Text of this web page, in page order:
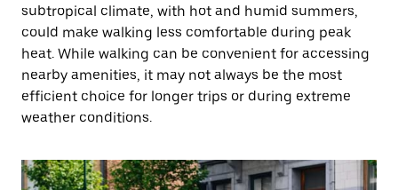
ダ
ー
を
じ
ま
す。
subtropical climate, with hot and humid summers,
could make walking less comfortable during peak
heat. While walking can be convenient for accessing
nearby amenities, it may not always be the most
efficient choice for longer trips or during extreme
weather conditions.